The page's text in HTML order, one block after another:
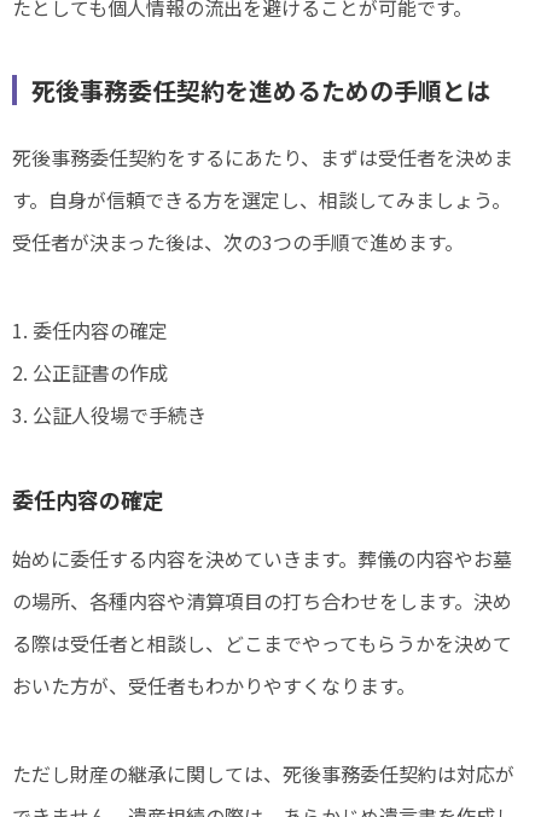
たとしても個人情報の流出を避けることが可能です。
死後事務委任契約を進めるための手順とは
死後事務委任契約をするにあたり、まずは受任者を決めま
す。自身が信頼できる方を選定し、相談してみましょう。
受任者が決まった後は、次の3つの手順で進めます。
1. 委任内容の確定
2. 公正証書の作成
3. 公証人役場で手続き
委任内容の確定
始めに委任する内容を決めていきます。葬儀の内容やお墓
の場所、各種内容や清算項目の打ち合わせをします。決め
る際は受任者と相談し、どこまでやってもらうかを決めて
おいた方が、受任者もわかりやすくなります。
ただし財産の継承に関しては、死後事務委任契約は対応が